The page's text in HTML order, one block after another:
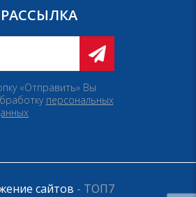
«Отправить» Вы
персональных
сайтов - ТОП7